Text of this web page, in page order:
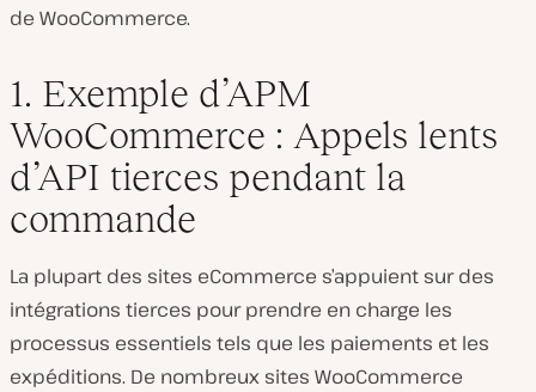
de WooCommerce.
1. Exemple d’APM
WooCommerce : Appels lents
d’API tierces pendant la
commande
La plupart des sites eCommerce s’appuient sur des
intégrations tierces pour prendre en charge les
processus essentiels tels que les paiements et les
expéditions. De nombreux sites WooCommerce